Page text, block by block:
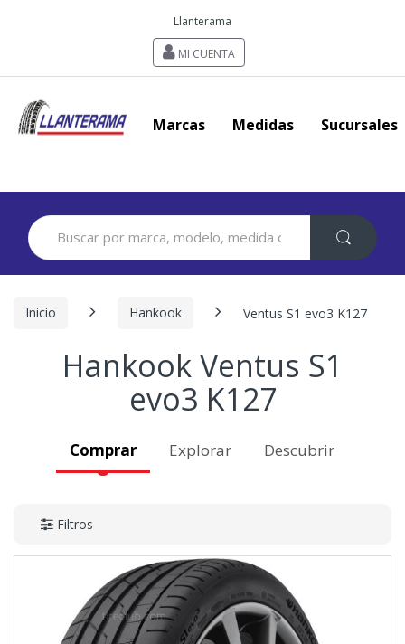
Llanterama
MI CUENTA
Marcas Medidas Sucursales
Search
for:
Inicio Hankook Ventus S1 evo3 K127
Hankook Ventus S1
evo3 K127
Comprar Explorar Descubrir
Filtros